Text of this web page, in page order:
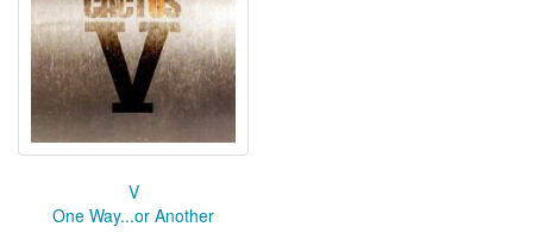
V
One Way...or Another